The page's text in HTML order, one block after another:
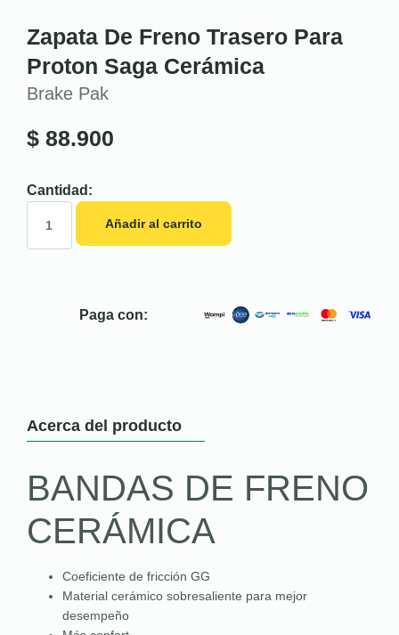
Zapata De Freno Trasero Para
Proton Saga Cerámica
Brake Pak
$ 88.900
Cantidad:
Añadir al carrito
Paga con:
Acerca del producto
BANDAS DE FRENO
CERÁMICA
Coeficiente de fricción GG
Material cerámico sobresaliente para mejor
desempeño